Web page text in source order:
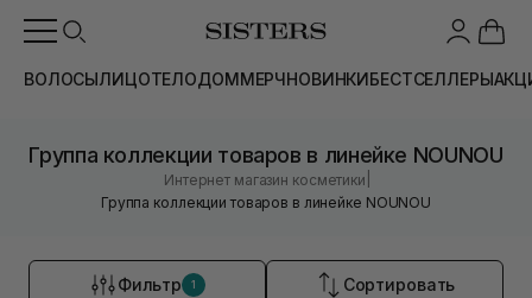
ВОЛОСЫЛИЦОТЕЛОДОММЕРЧНОВИНКИБЕСТСЕЛЛЕРЫ
Группа коллекции товаров в линейке NOUNOU
Интернет магазин косметики
Группа коллекции товаров в линейке NOUNOU
Фильтр 1 Сортировать